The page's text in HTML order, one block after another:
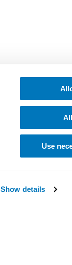
Show details
Use